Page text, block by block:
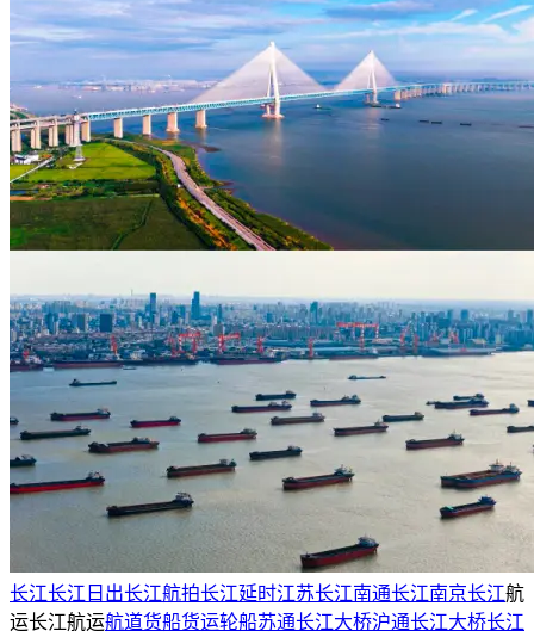
长江长江日出长江航拍长江延时江苏长江南通长江南京长江航
运长江航运航道货船货运轮船苏通长江大桥沪通长江大桥长江